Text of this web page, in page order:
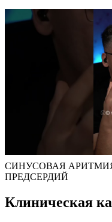
СИНУСОВАЯ
ПРЕДСЕРДИЙ
Клиническая